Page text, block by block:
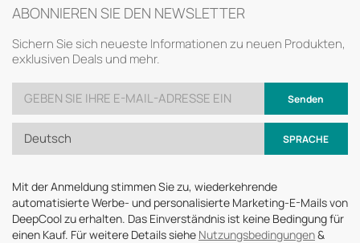
ABONNIEREN SIE DEN NEWSLETTER
Sichern Sie sich neueste Informationen zu neuen Produkten,
exklusiven Deals und mehr.
Senden
Deutsch SPRACHE
Mit der Anmeldung stimmen Sie zu, wiederkehrende
automatisierte Werbe- und personalisierte Marketing-E-Mails von
DeepCool zu erhalten. Das Einverständnis ist keine Bedingung für
einen Kauf. Für weitere Details siehe Nutzungsbedingungen&